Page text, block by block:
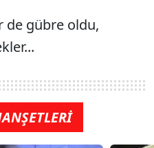
de gübre oldu,